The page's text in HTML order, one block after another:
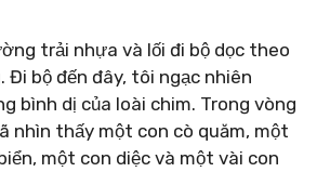
trải nhựa và lối đi bộ dọc theo
Đi bộ đến đây, tôi ngạc nhiên
bình dị của loài chim. Trong vòng
nhìn thấy một con cò quăm, một
một con diệc và một vài con